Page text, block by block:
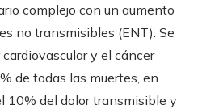
complejo con un aumento
no transmisibles (ENT). Se
y el cáncer
de todas las muertes, en
10% del dolor transmisible y